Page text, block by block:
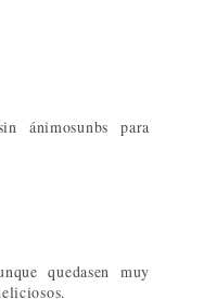
ánimosunbs para
quedasen muy